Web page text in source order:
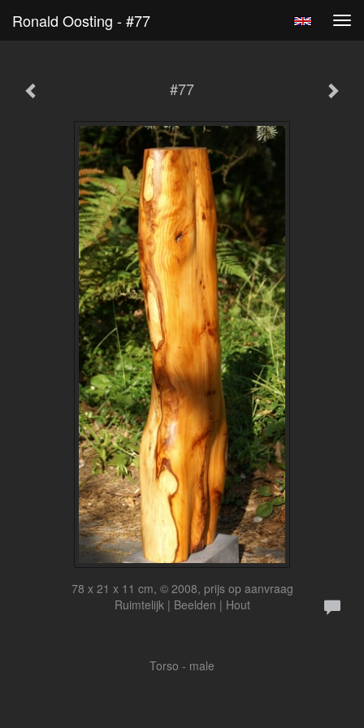
Ronald Oosting - #77
#77
78 x 21 x 11 cm, © 2008, prijs op aanvraag
Ruimtelijk | Beelden | Hout
Torso - male